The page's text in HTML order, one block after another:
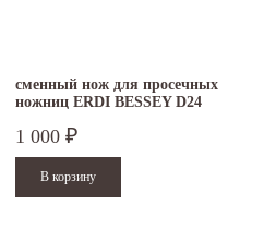
сменный нож для просечных
ножниц ERDI BESSEY D24
1 000 ₽